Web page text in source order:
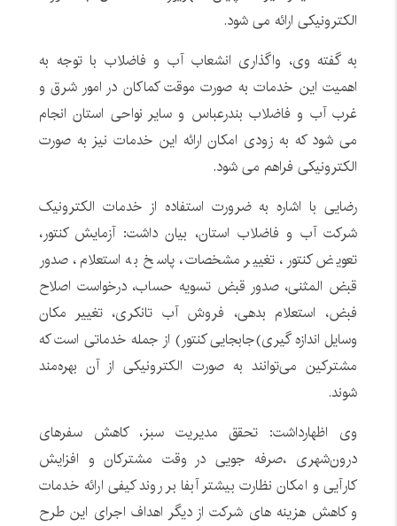
الکترونیکی ارائه می شود.
به گفته وی، واگذاری انشعاب آب و فاضلاب با توجه به
اهمیت این خدمات به صورت موقت کماکان در امور شرق و
غرب آب و فاضلاب بندرعباس و سایر نواحی استان انجام
می شود که به زودی امکان ارائه این خدمات نیز به صورت
الکترونیکی فراهم می شود.
رضایی با اشاره به ضرورت استفاده از خدمات الکترونیک
شرکت آب و فاضلاب استان، بیان داشت: آزمایش کنتور،
تعویض کنتور، تغییر مشخصات، پاسخ به استعلام، صدور
قبض المثنی، صدور قبض تسویه حساب، درخواست اصلاح
فبض، استعلام بدهی، فروش آب تانکری، تغییر مکان
وسایل اندازه گیری)جابجایی کنتور) از جمله خدماتی است که
مشترکین می‌توانند به صورت الکترونیکی از آن بهره‌مند
شوند.
وی اظهارداشت: تحقق مدیریت سبز، کاهش سفرهای
درون‌شهری ،صرفه جویی در وقت مشترکان و افزایش
کارآیی و امکان نظارت بیشتر آبفا بر روند کیفی ارائه خدمات
و کاهش هزینه های شرکت از دیگر اهداف اجرای این طرح